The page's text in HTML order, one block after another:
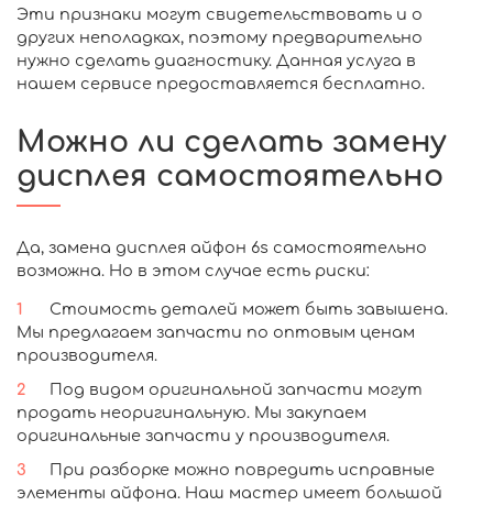
Эти признаки могут свидетельствовать и о
других неполадках, поэтому предварительно
нужно сделать диагностику. Данная услуга в
нашем сервисе предоставляется бесплатно.
Можно ли сделать замену
дисплея самостоятельно
Да, замена дисплея айфон 6s самостоятельно
возможна. Но в этом случае есть риски:
Стоимость деталей может быть завышена.
Мы предлагаем запчасти по оптовым ценам
производителя.
Под видом оригинальной запчасти могут
продать неоригинальную. Мы закупаем
оригинальные запчасти у производителя.
При разборке можно повредить исправные
элементы айфона. Наш мастер имеет большой